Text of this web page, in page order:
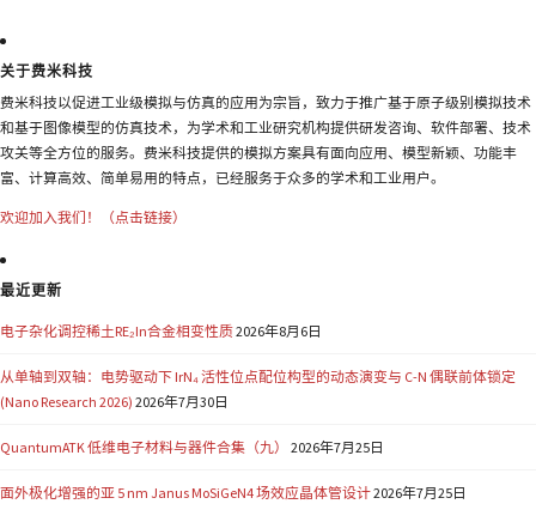
关于费米科技
费米科技以促进工业级模拟与仿真的应用为宗旨，致力于推广基于原子级别模拟技术
和基于图像模型的仿真技术，为学术和工业研究机构提供研发咨询、软件部署、技术
攻关等全方位的服务。费米科技提供的模拟方案具有面向应用、模型新颖、功能丰
富、计算高效、简单易用的特点，已经服务于众多的学术和工业用户。
欢迎加入我们！（点击链接）
最近更新
电子杂化调控稀土RE₂In合金相变性质2026年8月6日
从单轴到双轴：电势驱动下 IrN₄ 活性位点配位构型的动态演变与 C-N 偶联前体锁定
(Nano Research 2026) 2026年7月30日
QuantumATK 低维电子材料与器件合集（九） 2026年7月25日
面外极化增强的亚 5 nm Janus MoSiGeN4 场效应晶体管设计2026年7月25日